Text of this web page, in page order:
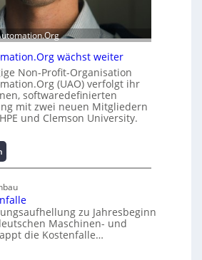
b
a
u
e
m
m
n
i
s
e
s
c
h
a
f
f
0
u
n
d
4
0
A
wächst weiter
Non-Profit-Organisation
(UAO) verfolgt ihr
softwaredefinierten
mit zwei neuen Mitgliedern
und Clemson University.
:
U
i
v
e
r
zu Jahresbeginn
Maschinen- und
die Kostenfalle…